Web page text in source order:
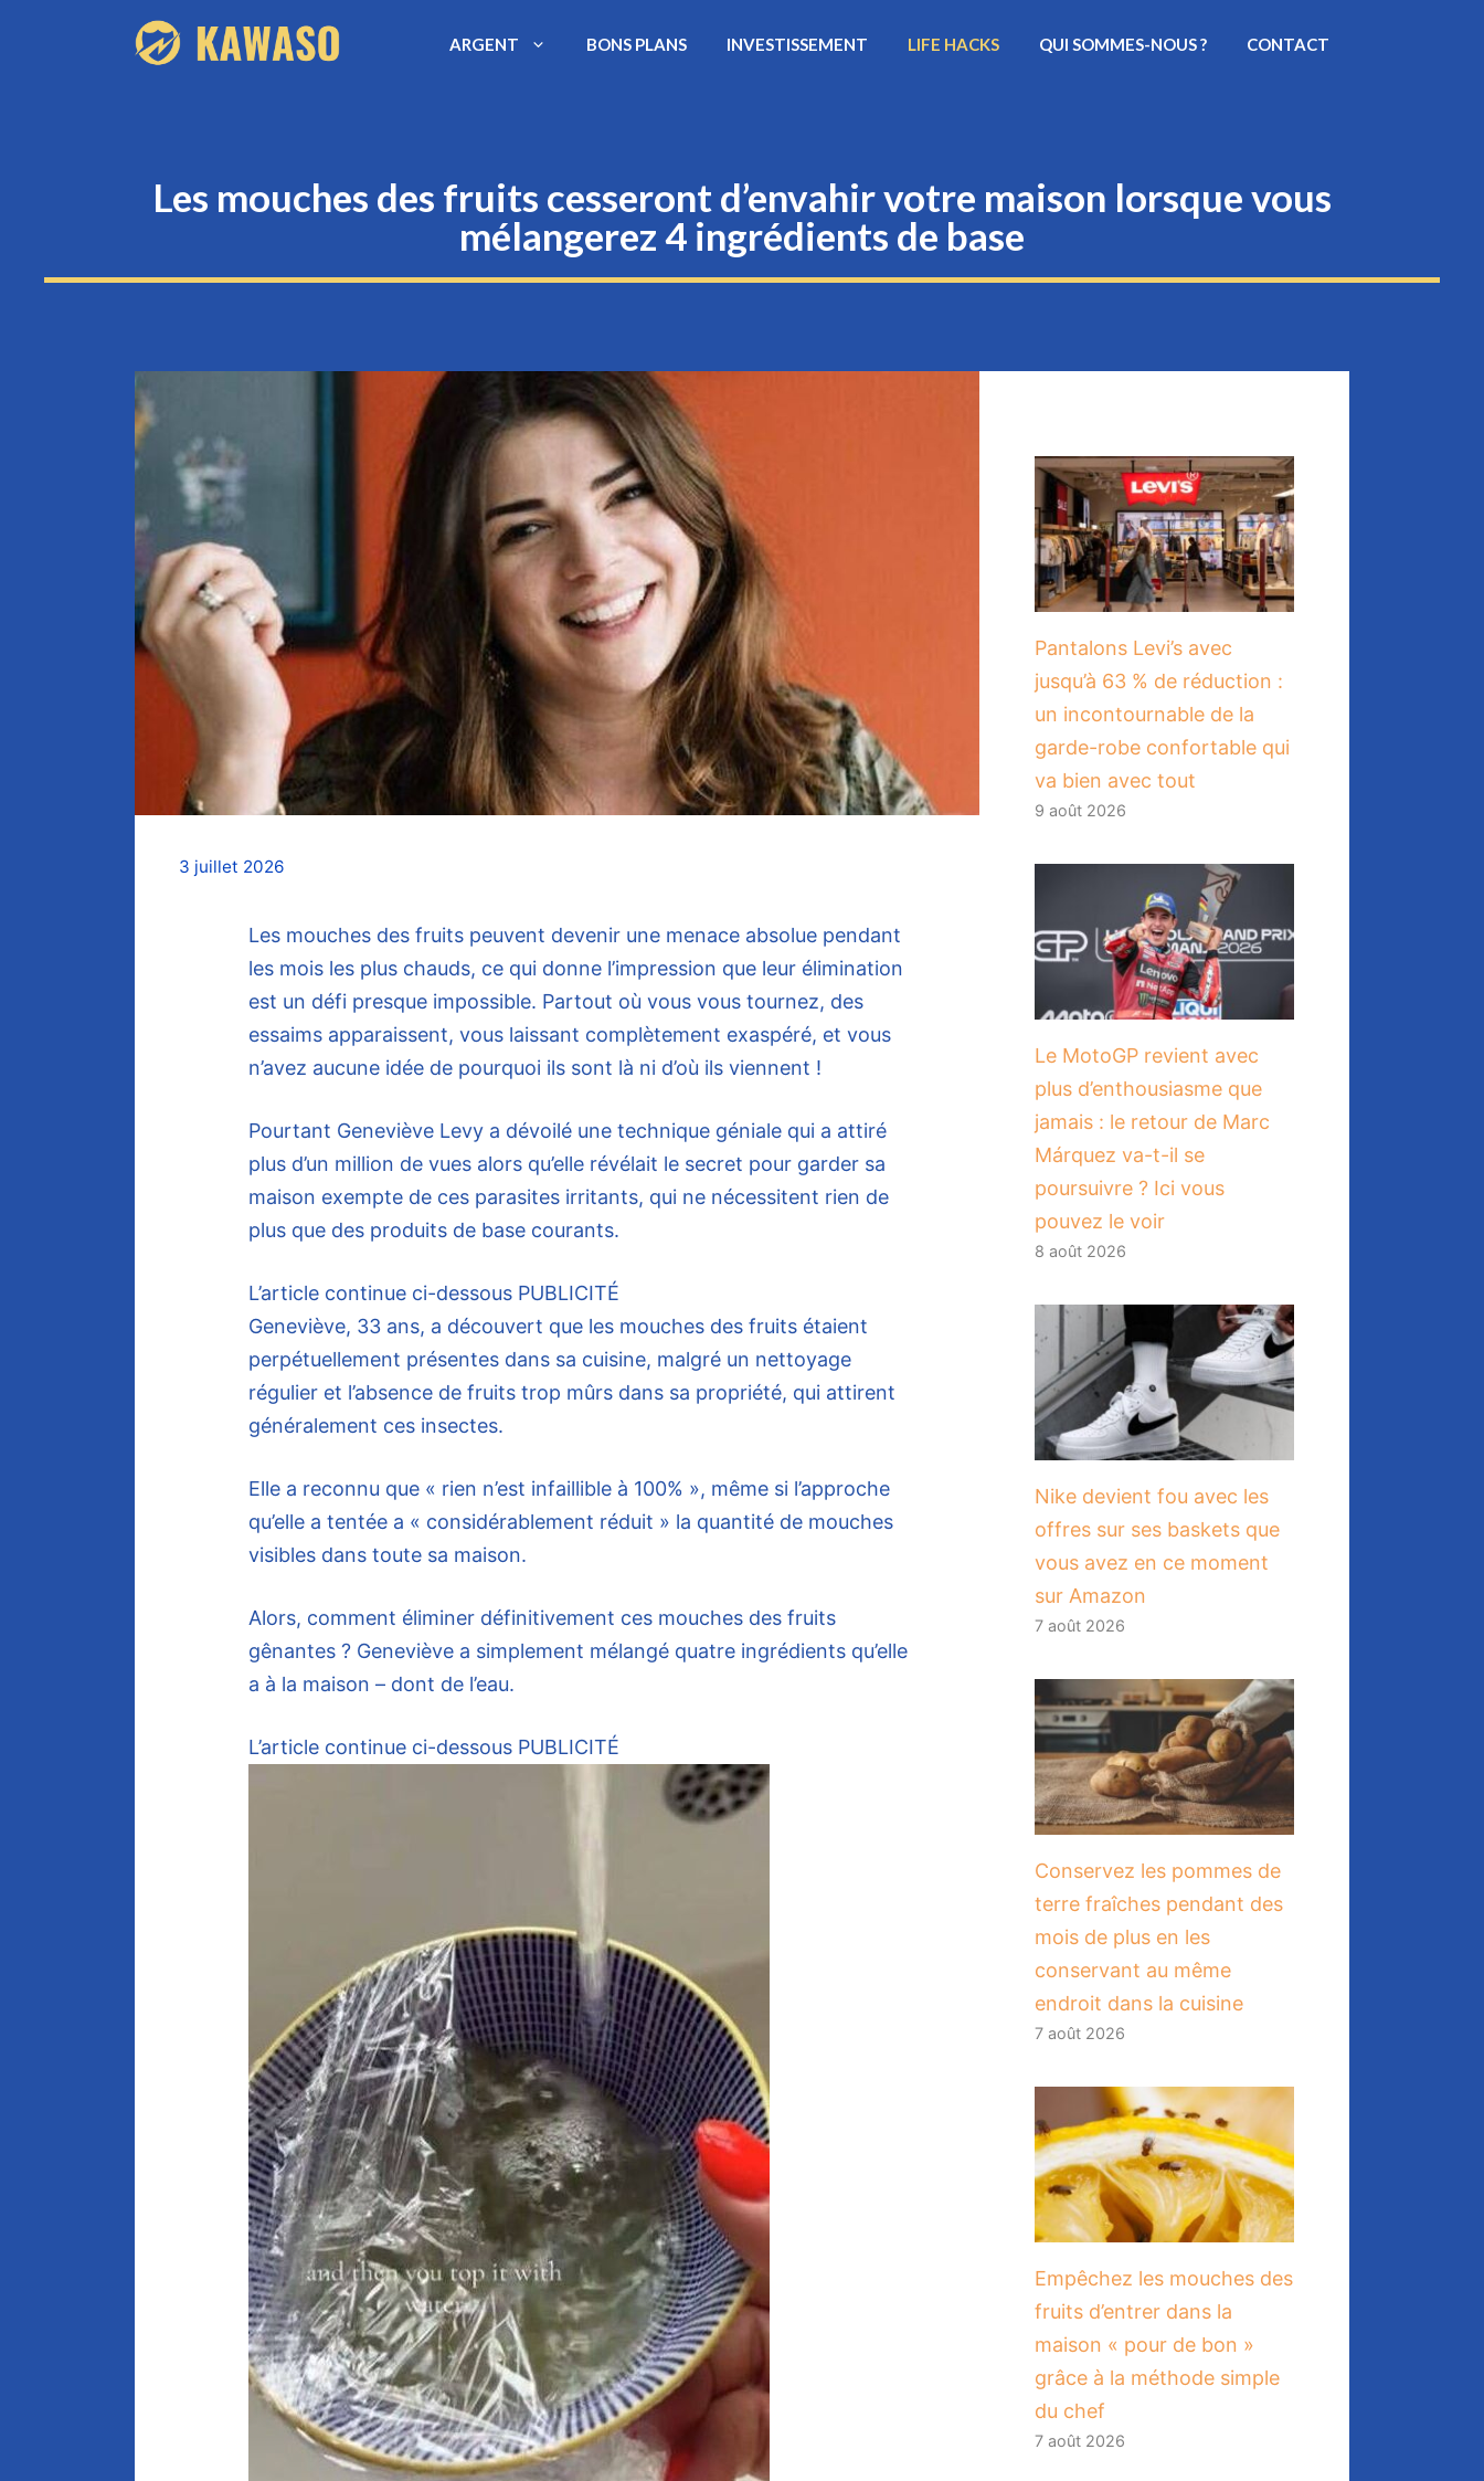
ARGENT BONS PLANS INVESTISSEMENT LIFE HACKS QUI SOMMES-NOUS ? CONTACT
Les mouches des fruits cesseront d’envahir votre maison lorsque vous
mélangerez 4 ingrédients de base
3 juillet 2026
Les mouches des fruits peuvent devenir une menace absolue pendant
les mois les plus chauds, ce qui donne l’impression que leur élimination
est un défi presque impossible. Partout où vous vous tournez, des
essaims apparaissent, vous laissant complètement exaspéré, et vous
n’avez aucune idée de pourquoi ils sont là ni d’où ils viennent !
Pourtant Geneviève Levy a dévoilé une technique géniale qui a attiré
plus d’un million de vues alors qu’elle révélait le secret pour garder sa
maison exempte deces parasites irritants, qui ne nécessitent rien de
plus que des produits de base courants.
L’article continue ci-dessous PUBLICITÉ
Geneviève, 33 ans, a découvert que les mouches des fruits étaient
perpétuellement présentes dans sa cuisine, malgré un nettoyage
régulier et l’absence de fruits trop mûrs dans sa propriété, qui attirent
généralement ces insectes.
Elle a reconnu que « rien n’est infaillible à 100% », même si l’approche
qu’elle a tentée a « considérablement réduit » la quantité de mouches
visibles dans toute sa maison.
Alors, comment éliminer définitivement ces mouches des fruits
gênantes ? Geneviève a simplement mélangé quatre ingrédients qu’elle
a à la maison – dont de l’eau.
L’article continue ci-dessous PUBLICITÉ
Pantalons Levi’s avec
jusqu’à 63 % de réduction :
un incontournable de la
garde-robe confortable qui
va bien avec tout
9 août 2026
Le MotoGP revient avec
plus d’enthousiasme que
jamais : le retour de Marc
Márquez va-t-il se
poursuivre ? Ici vous
pouvez le voir
8 août 2026
Nike devient fou avec les
offres sur ses baskets que
vous avez en ce moment
sur Amazon
7 août 2026
Conservez les pommes de
terre fraîches pendant des
mois de plus en les
conservant au même
endroit dans la cuisine
7 août 2026
​Empêchez les mouches des
fruits d’entrer dans la
maison « pour de bon »
grâce à la méthode simple
du chef
7 août 2026